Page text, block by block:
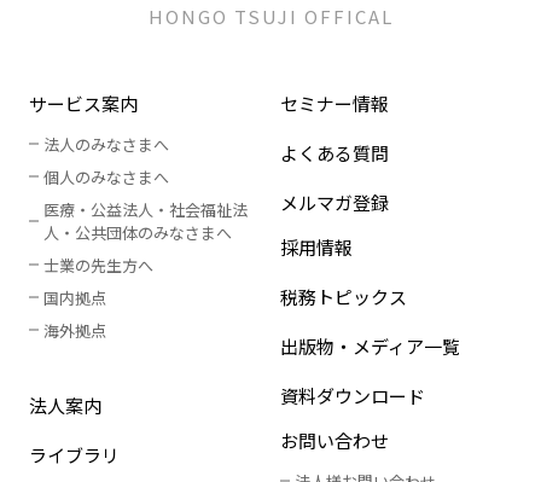
HONGO TSUJI OFFICAL
サービス案内
法人のみなさまへ
個人のみなさまへ
医療・公益法人・社会福祉法
人 ・ 公共団体のみなさまへ
士業の先生方へ
国内拠点
海外拠点
法人案内
ライブラリ
セミナー情報
よくある質問
メルマガ登録
採用情報
税務トピックス
出版物・メディア一覧
資料ダウンロード
お問い合わせ